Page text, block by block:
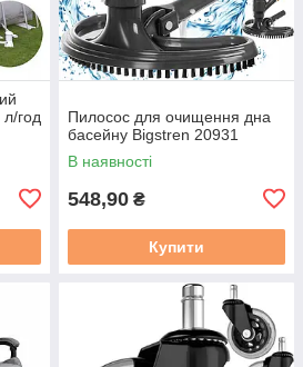
год
Пилосос для очищення дна
басейну Bigstren 20931
В наявності
548,90 ₴
Купити